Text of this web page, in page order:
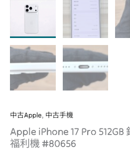
中古Apple, 中古手機
Apple iPhone 17 Pro
福利機 #80656